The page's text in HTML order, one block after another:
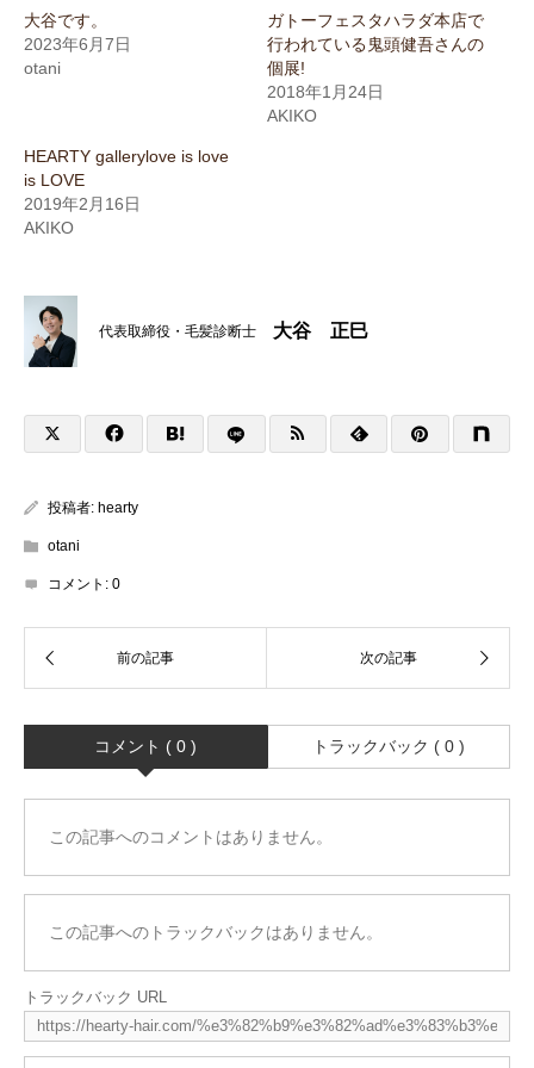
大谷です。
2023年6月7日
otani
ガトーフェスタハラダ本店で
行われている鬼頭健吾さんの
個展!
2018年1月24日
AKIKO
HEARTY gallerylove is love
is LOVE
2019年2月16日
AKIKO
代表取締役・毛髪診断士 大谷 正巳
投稿者: hearty
otani
コメント: 0
コメント ( 0 ) トラックバック ( 0 )
この記事へのコメントはありません。
この記事へのトラックバックはありません。
トラックバック URL